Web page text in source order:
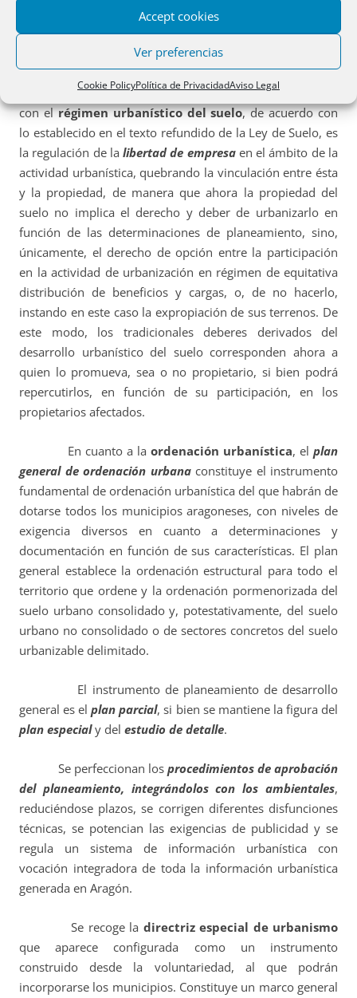
Accept cookies
Ver preferencias
Cookie PolicyPolítica de PrivacidadAviso Legal
él concurren, y el segundo, clase y categoría residual. Se
regulan los posibles usos y los diferentes procedimientos
La novedad esencial que se introduce en relación
con elrégimen urbanístico del suelo, de acuerdo con
lo establecido en el texto refundido de la Ley de Suelo, es
la regulación de lalibertad de empresaen el ámbito de la
actividad urbanística, quebrando la vinculación entre ésta
y la propiedad, de manera que ahora la propiedad del
suelo no implica el derecho y deber de urbanizarlo en
función de las determinaciones de planeamiento, sino,
únicamente, el derecho de opción entre la participación
en la actividad de urbanización en régimen de equitativa
distribución de beneficios y cargas, o, de no hacerlo,
instando en este caso la expropiación de sus terrenos. De
este modo, los tradicionales deberes derivados del
desarrollo urbanístico del suelo corresponden ahora a
quien lo promueva, sea o no propietario, si bien podrá
repercutirlos, en función de su participación, en los
propietarios afectados.
En cuanto a la ordenación urbanística, elplan
general de ordenación urbanaconstituye el instrumento
fundamental de ordenación urbanística del que habrán de
dotarse todos los municipios aragoneses, con niveles de
exigencia diversos en cuanto a determinaciones y
documentación en función de sus características. El plan
general establece la ordenación estructural para todo el
territorio que ordene y la ordenación pormenorizada del
suelo urbano consolidado y, potestativamente, del suelo
urbano no consolidado o de sectores concretos del suelo
urbanizable delimitado.
El instrumento de planeamiento de desarrollo
general es elplan parcial, si bien se mantiene la figura del
plan especialy del estudio de detalle.
Se perfeccionan los procedimientos de aprobación
del planeamiento, integrándolos con los ambientales,
reduciéndose plazos, se corrigen diferentes disfunciones
técnicas, se potencian las exigencias de publicidad y se
regula un sistema de información urbanística con
vocación integradora de toda la información urbanística
generada en Aragón.
Se recoge la directriz especial de urbanismo
que aparece configurada como un instrumento
construido desde la voluntariedad, al que podrán
incorporarse los municipios. Constituye un marco general